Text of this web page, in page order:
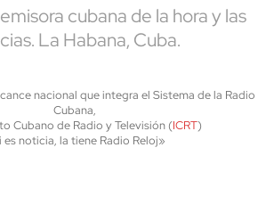
cubana de la hora y las
La Habana, Cuba.
nacional que integra el Sistema de la Radio
Cubana,
Cubano de Radio y Televisión (ICRT)
es noticia, la tiene Radio Reloj»